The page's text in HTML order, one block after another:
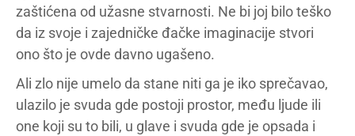
zaštićena od užasne stvarnosti. Ne bi joj bilo teško
da iz svoje i zajedničke đačke imaginacije stvori
ono što je ovde davno ugašeno.
Ali zlo nije umelo da stane niti ga je iko sprečavao,
ulazilo je svuda gde postoji prostor, među ljude ili
one koji su to bili, u glave i svuda gde je opsada i